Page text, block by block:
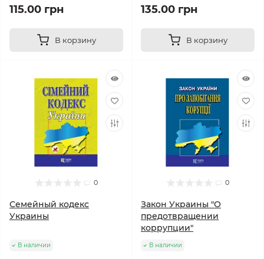
115.00 грн
В корзину
135.00 грн
В корзину
0
Семейный кодекс
Украины
В наличии
0
Закон Украины "О
предотвращении
коррупции"
В наличии